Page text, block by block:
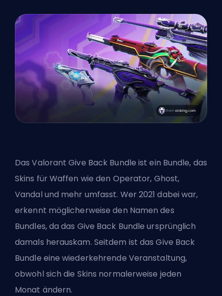
Das Valorant Give Back Bundle ist ein Bundle, das
Skins für Waffen wie den Operator, Ghost,
Vandal und mehr umfasst. Wer 2021 dabei war,
erkennt möglicherweise den Namen des
Bundles, da das Give Back Bundle ursprünglich
damals herauskam. Seitdem ist das Give Back
Bundle eine wiederkehrende Veranstaltung,
obwohl sich die Skins normalerweise jeden
Monat ändern.